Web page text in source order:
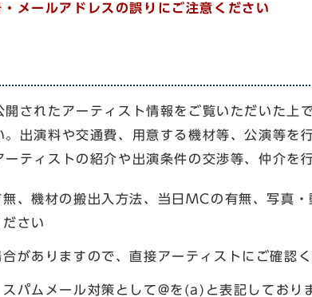
メールアドレスの誤りにご注意ください
されたアーティスト情報をご覧いただいた上
出演料や交通費、用意する機材等、公演等を
ティストの紹介や出演条件の交渉等、仲介を
、機材の搬出入方法、当日MCの有無、写真
さい
がありますので、直接アーティストにご確認
パムメール対策として@を(a)と表記しており